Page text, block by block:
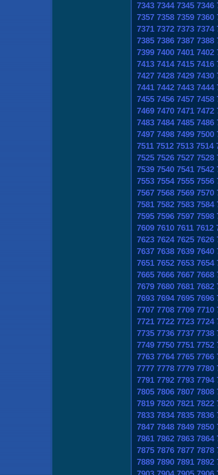
7343 7344 7345 7346
7357 7358 7359 7360
7371 7372 7373 7374
7385 7386 7387 7388
7399 7400 7401 7402
7413 7414 7415 7416
7427 7428 7429 7430
7441 7442 7443 7444
7455 7456 7457 7458
7469 7470 7471 7472
7483 7484 7485 7486
7497 7498 7499 7500
7511 7512 7513 7514
7525 7526 7527 7528
7539 7540 7541 7542
7553 7554 7555 7556
7567 7568 7569 7570
7581 7582 7583 7584
7595 7596 7597 7598
7609 7610 7611 7612
7623 7624 7625 7626
7637 7638 7639 7640
7651 7652 7653 7654
7665 7666 7667 7668
7679 7680 7681 7682
7693 7694 7695 7696
7707 7708 7709 7710
7721 7722 7723 7724
7735 7736 7737 7738
7749 7750 7751 7752
7763 7764 7765 7766
7777 7778 7779 7780
7791 7792 7793 7794
7805 7806 7807 7808
7819 7820 7821 7822
7833 7834 7835 7836
7847 7848 7849 7850
7861 7862 7863 7864
7875 7876 7877 7878
7889 7890 7891 7892